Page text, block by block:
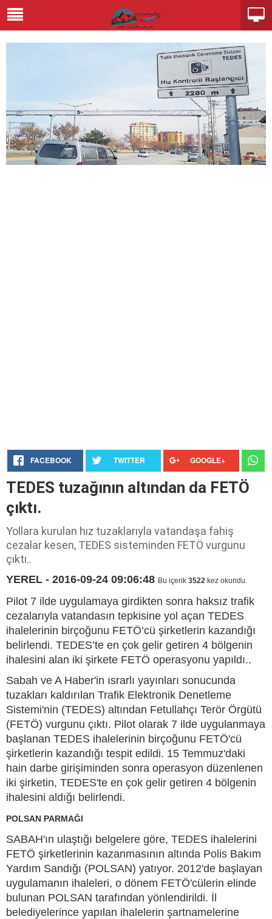
FACEBOOK TWITTER GOOGLE+
TEDES tuzağının altından da FETÖ
çıktı.
Yollara kurulan hız tuzaklarıyla vatandaşa fahiş
cezalar kesen, TEDES sisteminden FETÖ vurgunu
çıktı..
YEREL - 2016-09-24 09:06:48 Bu içerik 3522 kez okundu.
Pilot 7 ilde uygulamaya girdikten sonra haksız trafik
cezalarıyla vatandasın tepkisine yol açan TEDES
ihalelerinin birçoğunu FETÖ’cü şirketlerin kazandığı
belirlendi. TEDES’te en çok gelir getiren 4 bölgenin
ihalesini alan iki şirkete FETÖ operasyonu yapıldı..
Sabah ve A Haber'in ısrarlı yayınları sonucunda
tuzakları kaldırılan Trafik Elektronik Denetleme
Sistemi'nin (TEDES) altından Fetullahçı Terör Örgütü
(FETÖ) vurgunu çıktı. Pilot olarak 7 ilde uygulanmaya
başlanan TEDES ihalelerinin birçoğunu FETÖ'cü
şirketlerin kazandığı tespit edildi. 15 Temmuz'daki
hain darbe girişiminden sonra operasyon düzenlenen
iki şirketin, TEDES'te en çok gelir getiren 4 bölgenin
ihalesini aldığı belirlendi.
POLSAN PARMAĞI
SABAH'ın ulaştığı belgelere göre, TEDES ihalelerini
FETÖ şirketlerinin kazanmasının altında Polis Bakım
Yardım Sandığı (POLSAN) yatıyor. 2012'de başlayan
uygulamanın ihaleleri, o dönem FETÖ'cülerin elinde
bulunan POLSAN tarafından yönlendirildi. İl
belediyelerince yapılan ihalelerin şartnamelerine